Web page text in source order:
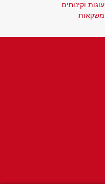
עוגות וקינוחים
משקאות